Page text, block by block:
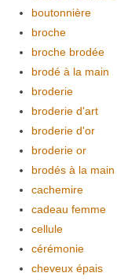
boutonnière
broche
broche brodée
brodé à la main
broderie
broderie d'art
broderie d'or
broderie or
brodés à la main
cachemire
cadeau femme
cellule
cérémonie
cheveux épais